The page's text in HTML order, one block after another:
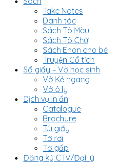
Take Notes
Danh tác
Sách Tô Màu
Sách Tô Chữ
Sách Ehon cho bé
Truyện Cổ tích
Sổ giấy – Vở học sinh
Vở Kẻ ngang
Vở ô ly
Dịch vụ in ấn
Catalogue
Brochure
Túi giấy
Tờ rơi
Tờ gấp
Đăng ký CTV/Đại lý